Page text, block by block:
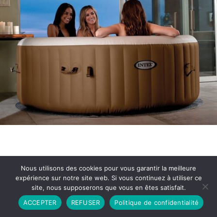
Partenariat Contact
Politique de Confidentialité
CGU
Copyright © 2026 - Propulsé par DIEUDUDIABLE
Nous utilisons des cookies pour vous garantir la meilleure
expérience sur notre site web. Si vous continuez à utiliser ce
site, nous supposerons que vous en êtes satisfait.
ACCEPTER
REFUSER Politique de confidentialité